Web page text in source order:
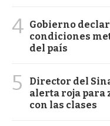
4 Gobierno
condiciones
del país
5
Director del
alerta roja para
con las clases